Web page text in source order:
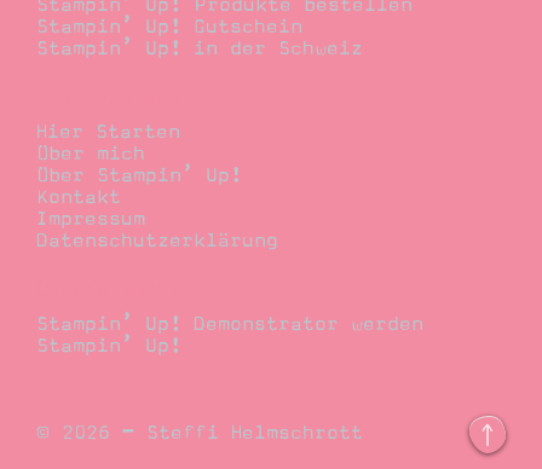
Stampin’ Up! Produkte bestellen
Stampin’ Up! Gutschein
Stampin’ Up! in der Schweiz
Hier Starten
Über mich
Über Stampin’ Up!
Kontakt
Impressum
Datenschutzerklärung
Stampin’ Up! Demonstrator werden
Stampin’ Up!
© 2026 – Steffi Helmschrott